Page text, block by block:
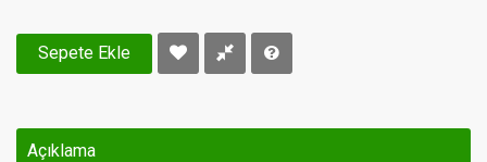
Sepete Ekle
Açıklama